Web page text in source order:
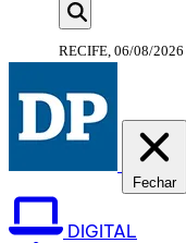
RECIFE, 06/08/2026
Fechar
DIGITAL